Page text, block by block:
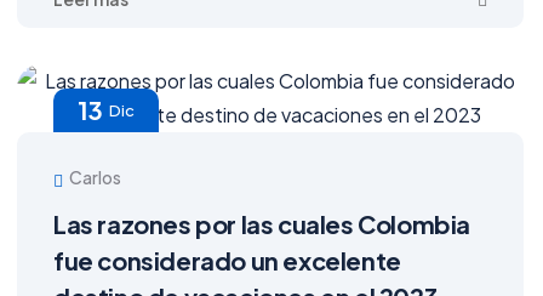
13 Dic
Carlos
Las razones por las cuales Colombia
fue considerado un excelente